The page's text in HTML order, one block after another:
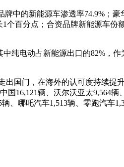
中的新能源车渗透率74.9%；
百分点；合资品牌新能源车份
纯电动占新能源出口的82%，
国门，在海外的认可度持续提
16,121辆、沃尔沃亚太9,564辆
、哪吒汽车1,513辆、零跑汽车